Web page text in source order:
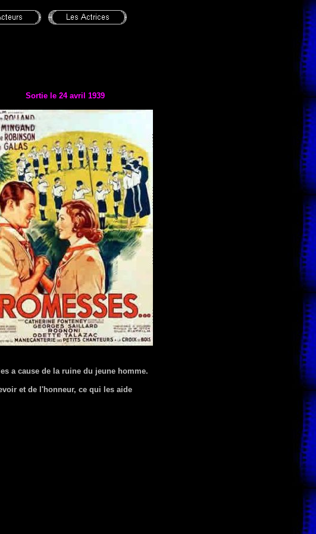
Sortie le 24 avril 1939
a cause de la ruine du jeune homme.
et de l'honneur, ce qui les aide